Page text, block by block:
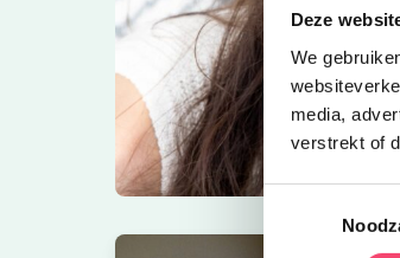
Deze
We
media,
verstrekt of